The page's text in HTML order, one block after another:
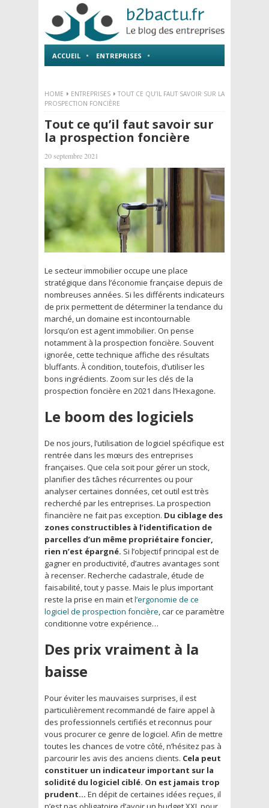
ACCUEIL ENTREPRISES
HOME ENTREPRISES
TOUT CE QU’IL FAUT SAVOIR SUR LA
PROSPECTION FONCIÈRE
Tout ce qu’il faut savoir sur
la prospection foncière
20 septembre 2021
Le secteur immobilier occupe une place
stratégique dans l’économie française depuis de
nombreuses années. Si les différents indicateurs
de prix permettent de déterminer la tendance du
marché, un domaine est incontournable
lorsqu’on est agent immobilier. On pense
notamment à la prospection foncière. Souvent
ignorée, cette technique affiche des résultats
bluffants. À condition, toutefois, d’utiliser les
bons ingrédients. Zoom sur les clés de la
prospection foncière en 2021 dans l’Hexagone.
Le boom des logiciels
De nos jours, l’utilisation de logiciel spécifique est
rentrée dans les mœurs des entreprises
françaises. Que cela soit pour gérer un stock,
planifier des tâches récurrentes ou pour
analyser certaines données, cet outil est très
recherché par les entreprises. La prospection
financière ne fait pas exception. Du ciblage des
zones constructibles à l’identification de
parcelles d’un même propriétaire foncier,
rien n’est épargné. Si l’objectif principal est de
gagner en productivité, d’autres avantages sont
à recenser. Recherche cadastrale, étude de
faisabilité, tout y passe. Mais le plus important
reste la prise en main etl’ergonomie de ce
logiciel de prospection foncière, car ce paramètre
conditionne votre expérience…
Des prix vraiment à la
baisse
Pour éviter les mauvaises surprises, il est
particulièrement recommandé de faire appel à
des professionnels certifiés et reconnus pour
vous procurer ce genre de logiciel. Afin de mettre
toutes les chances de votre côté, n’hésitez pas à
parcourir les avis des anciens clients. Cela peut
constituer un indicateur important sur la
solidité du logiciel ciblé. On est jamais trop
prudent… En dépit de certaines idées reçues, il